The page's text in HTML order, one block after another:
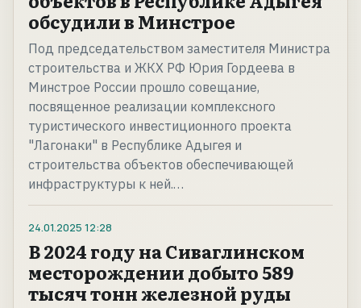
обсудили в Минстрое
Под председательством заместителя Министра
строительства и ЖКХ РФ Юрия Гордеева в
Минстрое России прошло совещание,
посвященное реализации комплексного
туристического инвестиционного проекта
"Лагонаки" в Республике Адыгея и
строительства объектов обеспечивающей
инфраструктуры к ней.…
24.01.2025 12:28
В 2024 году на Сиваглинском
месторождении добыто 589
тысяч тонн железной руды